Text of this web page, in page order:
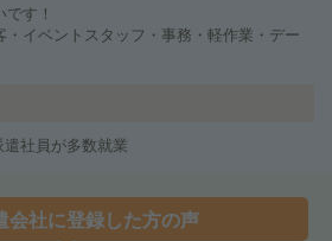
す！
イベントスタッフ・事務・軽作業・デー
社員が多数就業
会社に登録した方の声